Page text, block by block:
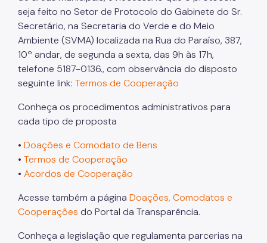
Áreas Protegidas, Áreas Verdes e Espaços Livres
Plano de Ação Climática
Serviços Ambientais
Educação Ambiental
Programas
Resíduos Sólidos
Biblioteca
Ouvidoria Geral
seja feito no Setor de Protocolo do Gabinete do Sr.
Secretário, na Secretaria do Verde e do Meio
Ambiente (SVMA) localizada na Rua do Paraíso, 387,
10º andar, de segunda a sexta, das 9h às 17h,
telefone 5187-0136., com observância do disposto
seguinte link: Termos de Cooperação
Conheça os procedimentos administrativos para
cada tipo de proposta
• Doações e Comodato de Bens
• Termos de Cooperação
• Acordos de Cooperação
Acesse também a página Doações, Comodatos e
Cooperações do Portal da Transparência.
Conheça a legislação que regulamenta parcerias na